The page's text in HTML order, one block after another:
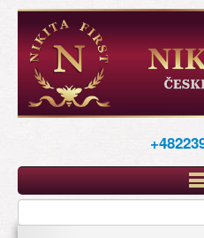
Перейти
основному
содержанию